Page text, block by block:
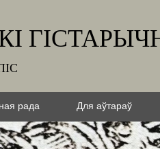
рада Для аўтараў